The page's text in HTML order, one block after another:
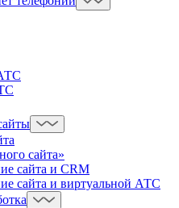
сайта»
сайта и CRM
сайта и виртуальной АТС